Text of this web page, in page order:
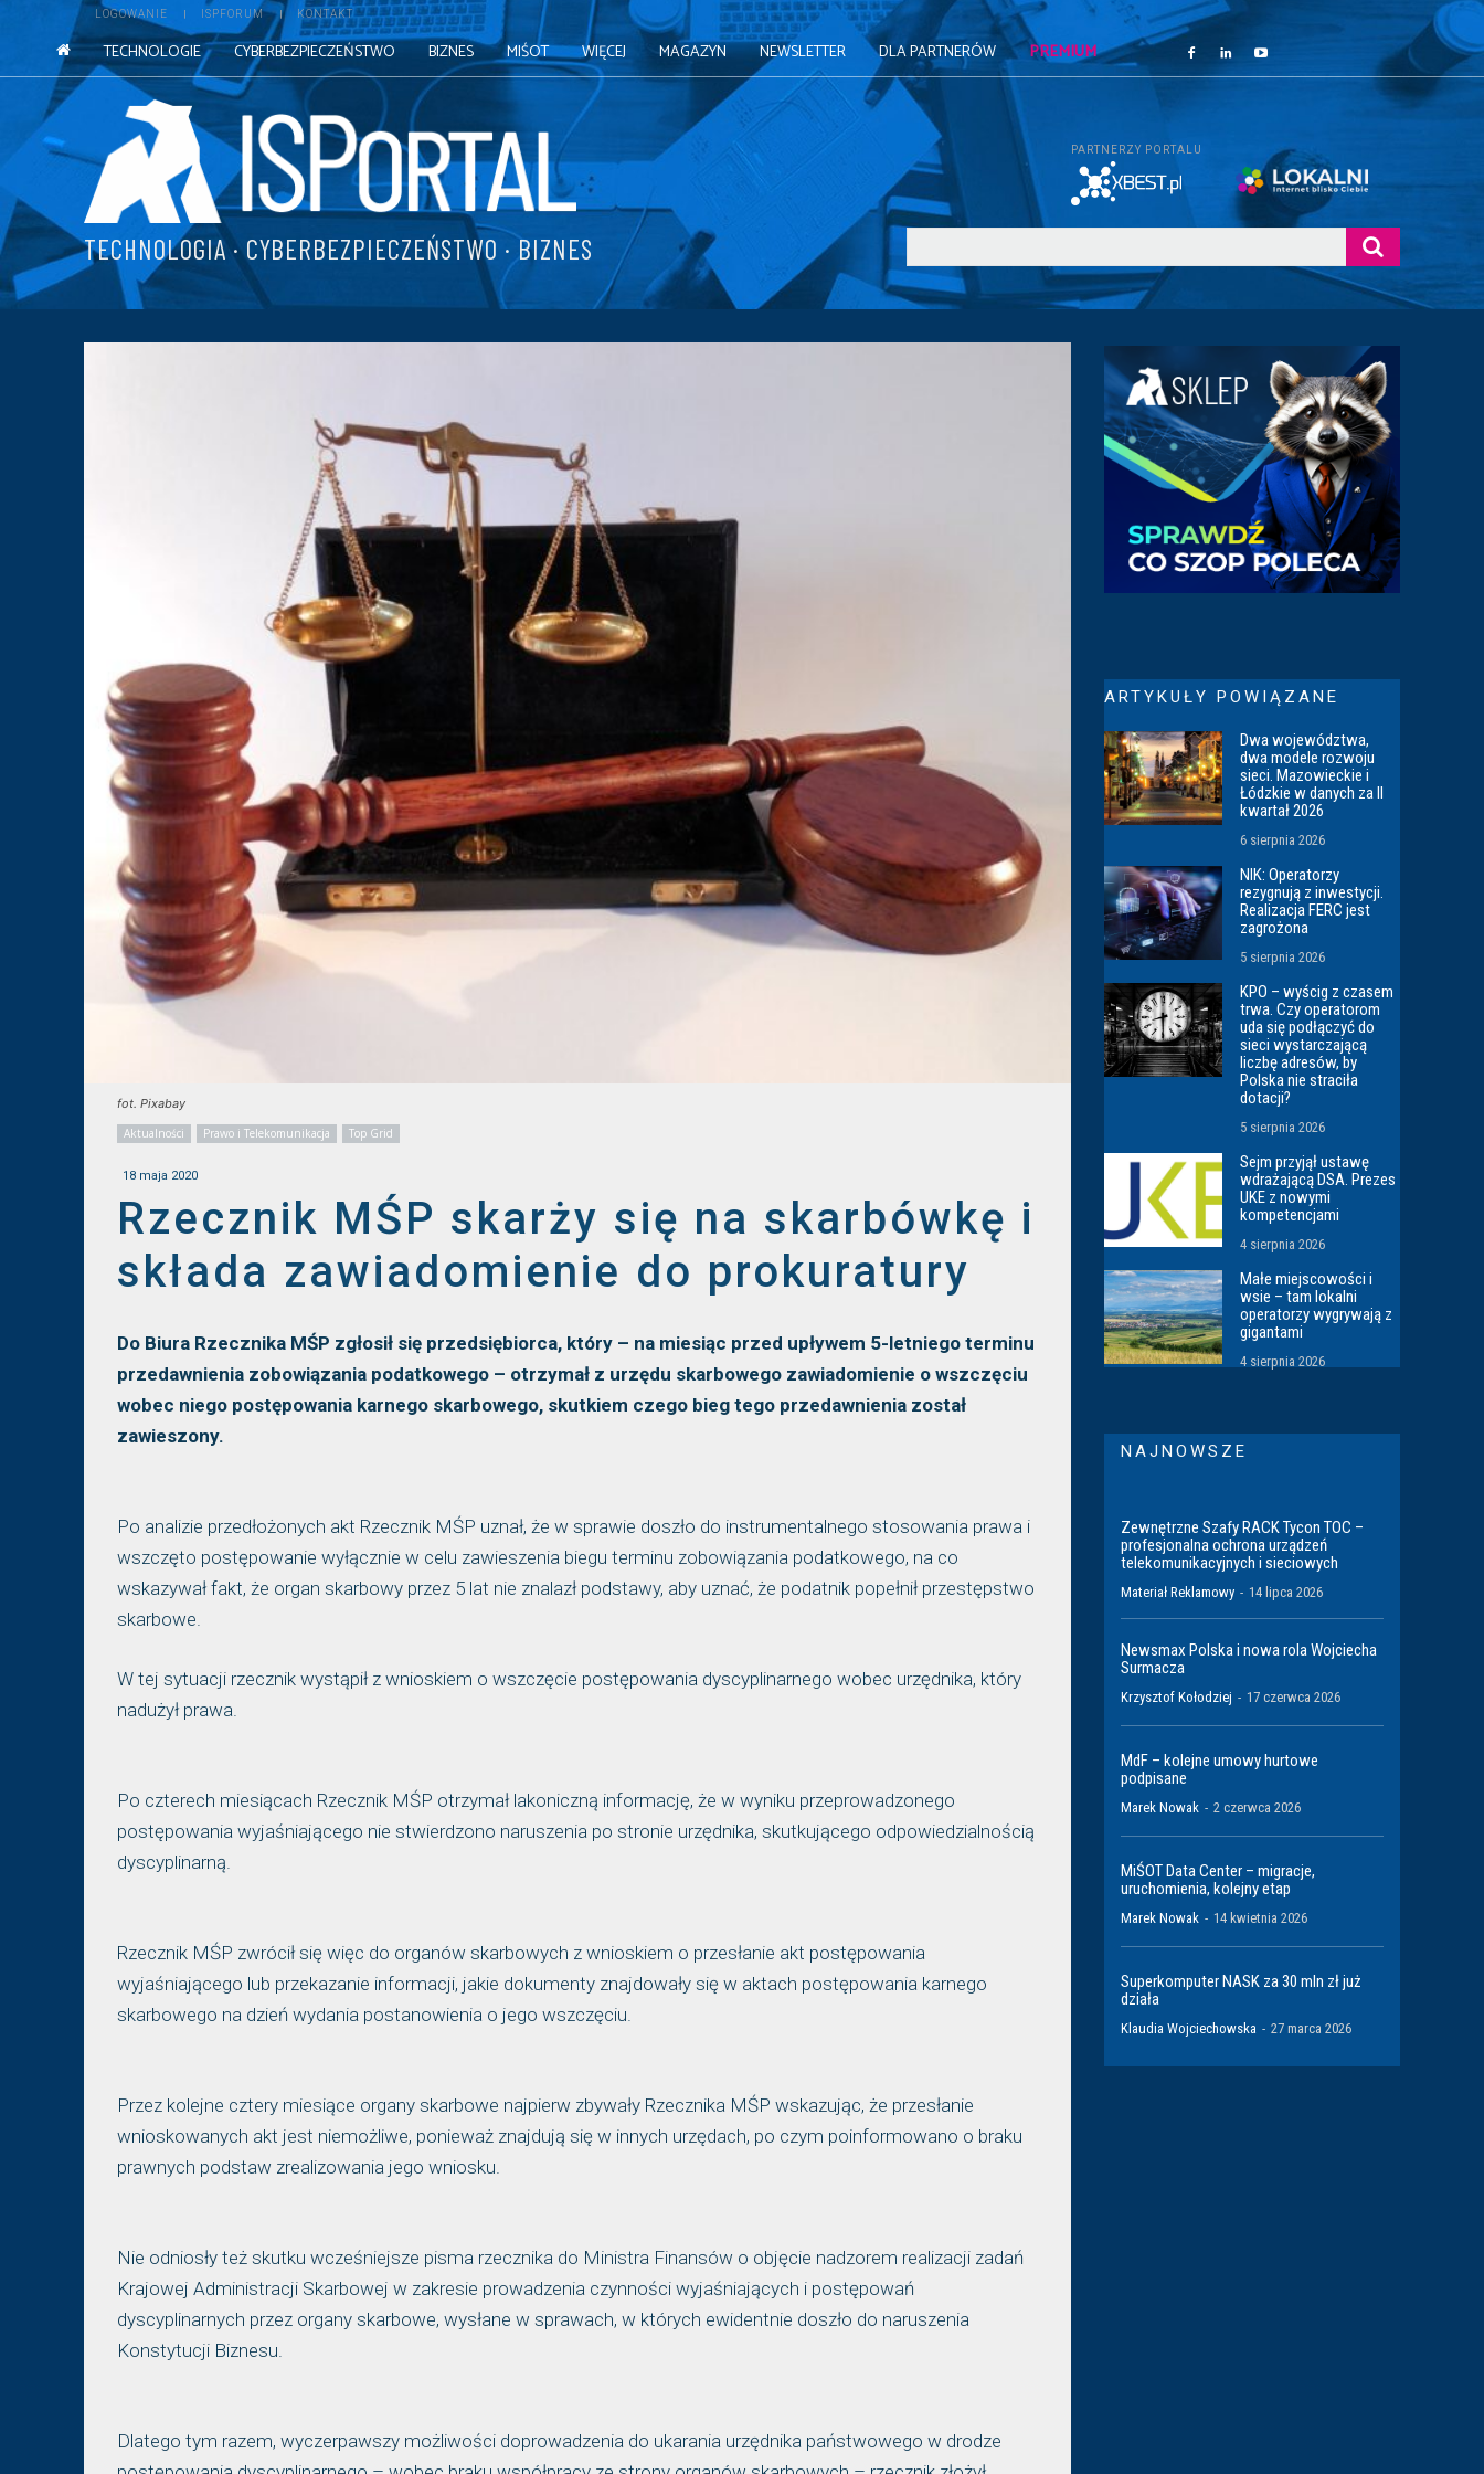
LOGOWANIE ISPFORUM KONTAKT
TECHNOLOGIE CYBERBEZPIECZEŃSTWO BIZNES MIŚOT WIĘCEJ MAGAZYN NEWSLETTER DLA PARTNERÓW PREMIUM
TECHNOLOGIA · CYBERBEZPIECZEŃSTWO · BIZNES
PARTNERZY PORTALU
fot. Pixabay
Aktualności
Prawo i Telekomunikacja Top Grid
18 maja 2020
Rzecznik MŚP skarży się na skarbówkę i
składa zawiadomienie do prokuratury
Do Biura Rzecznika MŚP zgłosił się przedsiębiorca, który – na miesiąc przed upływem 5-letniego terminu
przedawnienia zobowiązania podatkowego – otrzymał z urzędu skarbowego zawiadomienie o wszczęciu
wobec niego postępowania karnego skarbowego, skutkiem czego bieg tego przedawnienia został
zawieszony.
Po analizie przedłożonych akt Rzecznik MŚP uznał, że w sprawie doszło do instrumentalnego stosowania prawa i
wszczęto postępowanie wyłącznie w celu zawieszenia biegu terminu zobowiązania podatkowego, na co
wskazywał fakt, że organ skarbowy przez 5 lat nie znalazł podstawy, aby uznać, że podatnik popełnił przestępstwo
skarbowe.
W tej sytuacji rzecznik wystąpił z wnioskiem o wszczęcie postępowania dyscyplinarnego wobec urzędnika, który
nadużył prawa.
Po czterech miesiącach Rzecznik MŚP otrzymał lakoniczną informację, że w wyniku przeprowadzonego
postępowania wyjaśniającego nie stwierdzono naruszenia po stronie urzędnika, skutkującego odpowiedzialnością
dyscyplinarną.
Rzecznik MŚP zwrócił się więc do organów skarbowych z wnioskiem o przesłanie akt postępowania
wyjaśniającego lub przekazanie informacji, jakie dokumenty znajdowały się w aktach postępowania karnego
skarbowego na dzień wydania postanowienia o jego wszczęciu.
Przez kolejne cztery miesiące organy skarbowe najpierw zbywały Rzecznika MŚP wskazując, że przesłanie
wnioskowanych akt jest niemożliwe, ponieważ znajdują się w innych urzędach, po czym poinformowano o braku
prawnych podstaw zrealizowania jego wniosku.
Nie odniosły też skutku wcześniejsze pisma rzecznika do Ministra Finansów o objęcie nadzorem realizacji zadań
Krajowej Administracji Skarbowej w zakresie prowadzenia czynności wyjaśniających i postępowań
dyscyplinarnych przez organy skarbowe, wysłane w sprawach, w których ewidentnie doszło do naruszenia
Konstytucji Biznesu.
Dlatego tym razem, wyczerpawszy możliwości doprowadzenia do ukarania urzędnika państwowego w drodze
ARTYKUŁY POWIĄZANE
Dwa województwa,
dwa modele rozwoju
sieci. Mazowieckie i
Łódzkie w danych za II
kwartał 2026
6 sierpnia 2026
NIK: Operatorzy
rezygnują z inwestycji.
Realizacja FERC jest
zagrożona
5 sierpnia 2026
KPO – wyścig z czasem
trwa. Czy operatorom
uda się podłączyć do
sieci wystarczającą
liczbę adresów, by
Polska nie straciła
dotacji?
5 sierpnia 2026
Sejm przyjął ustawę
wdrażającą DSA. Prezes
UKE z nowymi
kompetencjami
4 sierpnia 2026
Małe miejscowości i
wsie – tam lokalni
operatorzy wygrywają z
gigantami
4 sierpnia 2026
NAJNOWSZE
Zewnętrzne Szafy RACK Tycon TOC –
profesjonalna ochrona urządzeń
telekomunikacyjnych i sieciowych
Materiał Reklamowy - 14 lipca 2026
Newsmax Polska i nowa rola Wojciecha
Surmacza
Krzysztof Kołodziej - 17 czerwca 2026
MdF – kolejne umowy hurtowe
podpisane
Marek Nowak - 2 czerwca 2026
MiŚOT Data Center – migracje,
uruchomienia, kolejny etap
Marek Nowak - 14 kwietnia 2026
Superkomputer NASK za 30 mln zł już
działa
Klaudia Wojciechowska - 27 marca 2026